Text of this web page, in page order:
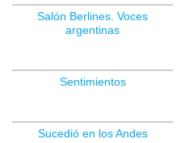
Salón Berlines. Voces
argentinas
Sentimientos
Sucedió en los Andes